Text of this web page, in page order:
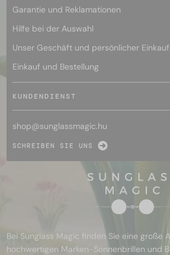
Garantie und Reklamationen
Hilfe bei der Auswahl
Unser Geschäft und persönlicher
Einkauf und Bestellung
KUNDENDIENST
shop@sunglassmagic.hu
SCHREIBEN SIE UNS
Bei Sunglass Magic finden Sie eine große
hochwertigen Marken-Sonnenbrillen und